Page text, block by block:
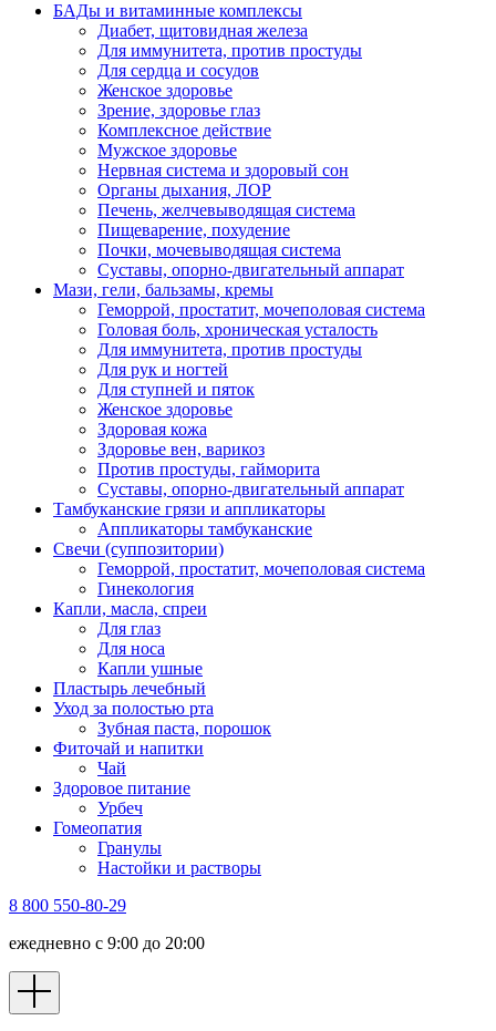
БАДы и витаминные комплексы
Диабет, щитовидная железа
Для иммунитета, против простуды
Для сердца и сосудов
Женское здоровье
Зрение, здоровье глаз
Комплексное действие
Мужское здоровье
Нервная система и здоровый сон
Органы дыхания, ЛОР
Печень, желчевыводящая система
Пищеварение, похудение
Почки, мочевыводящая система
Суставы, опорно-двигательный аппарат
Мази, гели, бальзамы, кремы
Геморрой, простатит, мочеполовая система
Головая боль, хроническая усталость
Для иммунитета, против простуды
Для рук и ногтей
Для ступней и пяток
Женское здоровье
Здоровая кожа
Здоровье вен, варикоз
Против простуды, гайморита
Суставы, опорно-двигательный аппарат
Тамбуканские грязи и аппликаторы
Аппликаторы тамбуканские
Свечи (суппозитории)
Геморрой, простатит, мочеполовая система
Гинекология
Капли, масла, спреи
Для глаз
Для носа
Капли ушные
Пластырь лечебный
Уход за полостью рта
Зубная паста, порошок
Фиточай и напитки
Чай
Здоровое питание
Урбеч
Гомеопатия
Гранулы
Настойки и растворы
8 800 550-80-29
ежедневно с 9:00 до 20:00